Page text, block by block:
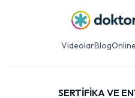
VideolarBlog
SERTİFİKA VE